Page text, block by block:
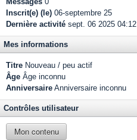
Inscrit(e) (le) 06-septembre 25
Dernière activité sept. 06 2025 04:12
Mes informations
Titre Nouveau / peu actif
Âge Âge inconnu
Anniversaire Anniversaire inconnu
Contrôles utilisateur
Mon contenu